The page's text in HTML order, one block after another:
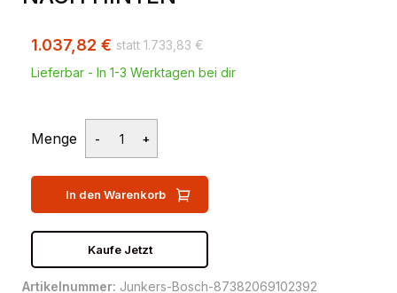
1.733,83 €
1.037,82 €
Lieferbar - In 1-3 Werktagen bei dir
Menge
In den Warenkorb
Kaufe Jetzt
Artikelnummer: Junkers-Bosch-87382069102392